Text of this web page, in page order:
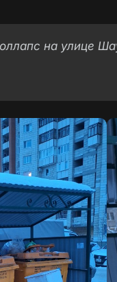
на улице